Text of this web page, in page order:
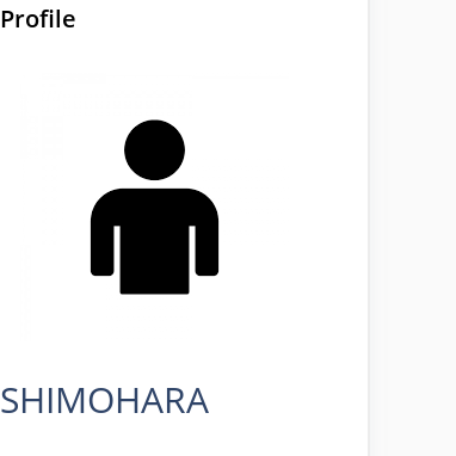
Profile
SHIMOHARA